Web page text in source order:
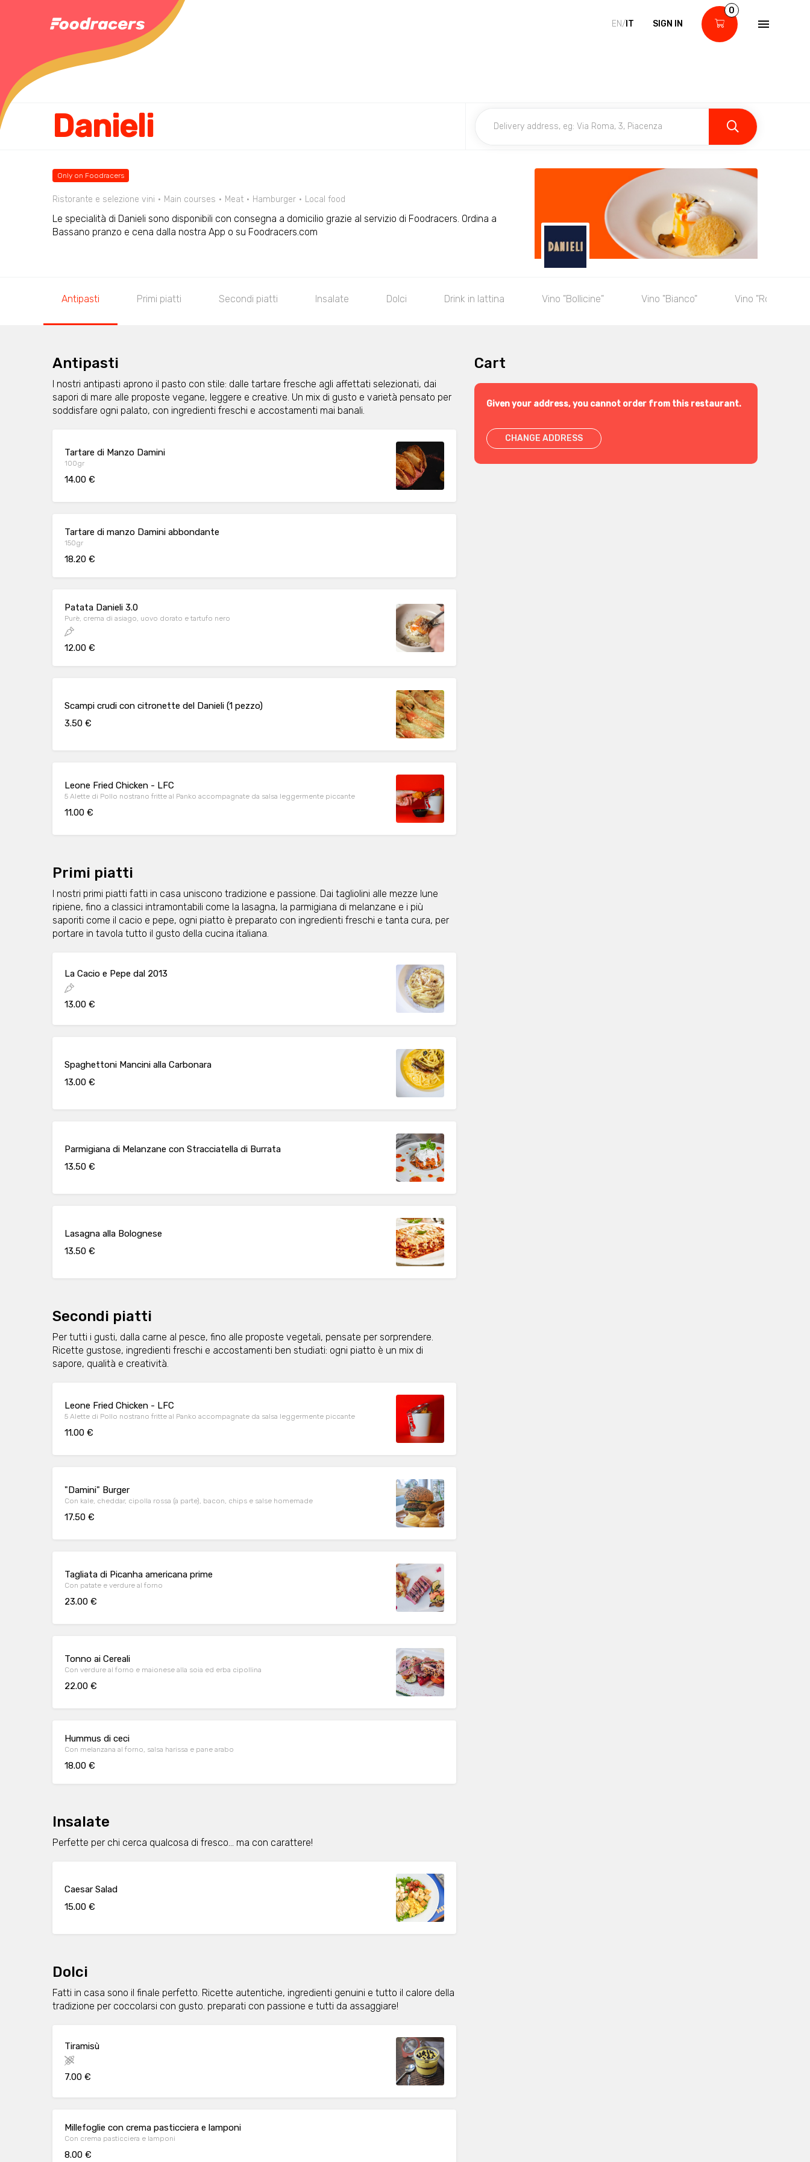
EN/ IT SIGN IN
0
Danieli
Only on Foodracers
Ristorante e selezione vini Main courses Meat Hamburger Local food
Le specialità di Danieli sono disponibili con consegna a domicilio grazie al servizio di Foodracers. Ordina a
Bassano pranzo e cena dalla nostra App o su Foodracers.com
Antipasti Primi piatti Secondi piatti Insalate Dolci Drink in lattina Vino "Bollicine" Vino "Bianco" Vino "Rosso"
Antipasti
I nostri antipasti aprono il pasto con stile: dalle tartare fresche agli affettati selezionati, dai
sapori di mare alle proposte vegane, leggere e creative. Un mix di gusto e varietà pensato per
soddisfare ogni palato, con ingredienti freschi e accostamenti mai banali.
Tartare di Manzo Damini
100gr
14.00 €
Tartare di manzo Damini abbondante
150gr
18.20 €
Patata Danieli 3.0
Purè, crema di asiago, uovo dorato e tartufo nero
12.00 €
Scampi crudi con citronette del Danieli (1 pezzo)
3.50 €
Leone Fried Chicken - LFC
5 Alette di Pollo nostrano fritte al Panko accompagnate da salsa leggermente piccante
11.00 €
Primi piatti
I nostri primi piatti fatti in casa uniscono tradizione e passione. Dai tagliolini alle mezze lune
ripiene, fino a classici intramontabili come la lasagna, la parmigiana di melanzane e i più
saporiti come il cacio e pepe, ogni piatto è preparato con ingredienti freschi e tanta cura, per
portare in tavola tutto il gusto della cucina italiana.
La Cacio e Pepe dal 2013
13.00 €
Spaghettoni Mancini alla Carbonara
13.00 €
Parmigiana di Melanzane con Stracciatella di Burrata
13.50 €
Lasagna alla Bolognese
13.50 €
Secondi piatti
Per tutti i gusti, dalla carne al pesce, fino alle proposte vegetali, pensate per sorprendere.
Ricette gustose, ingredienti freschi e accostamenti ben studiati: ogni piatto è un mix di
sapore, qualità e creatività.
Leone Fried Chicken - LFC
5 Alette di Pollo nostrano fritte al Panko accompagnate da salsa leggermente piccante
11.00 €
"Damini" Burger
Con kale, cheddar, cipolla rossa (a parte), bacon, chips e salse homemade
17.50 €
Tagliata di Picanha americana prime
Con patate e verdure al forno
23.00 €
Tonno ai Cereali
Con verdure al forno e maionese alla soia ed erba cipollina
22.00 €
Hummus di ceci
Con melanzana al forno, salsa harissa e pane arabo
18.00 €
Insalate
Perfette per chi cerca qualcosa di fresco… ma con carattere!
Caesar Salad
15.00 €
Dolci
Fatti in casa sono il finale perfetto. Ricette autentiche, ingredienti genuini e tutto il calore della
tradizione per coccolarsi con gusto. preparati con passione e tutti da assaggiare!
Tiramisù
7.00 €
Millefoglie con crema pasticciera e lamponi
Con crema pasticciera e lamponi
8.00 €
Cart
Given your address, you cannot order from this restaurant.
CHANGE ADDRESS